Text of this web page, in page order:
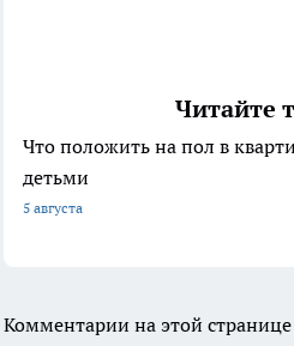
Читайте
Что положить на пол в
детьми
5 августа
Комментарии на этой